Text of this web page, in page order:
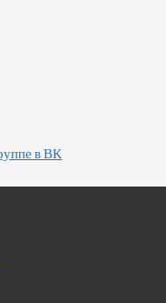
в ВК